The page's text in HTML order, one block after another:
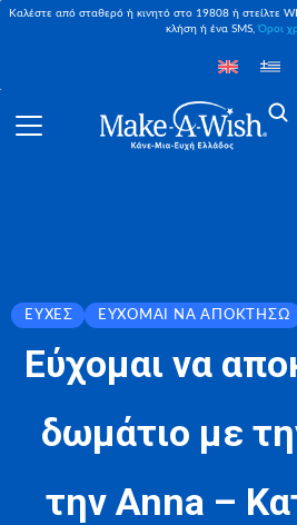
Καλέστε από σταθερό ή κινητό στο 19808 ή στείλτε
κλήση ή ένα SMS,Όροι
ΕΥΧΈΣ ΕΎΧΟΜΑΙ ΝΑ ΑΠΟΚΤΉΣΩ
Εύχομαι να
δωμάτιο με
την Anna –